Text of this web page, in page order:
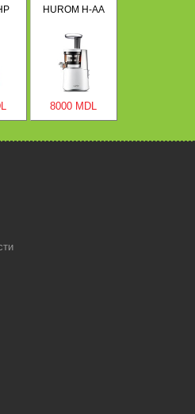
HUROM H-AA
8000 MDL